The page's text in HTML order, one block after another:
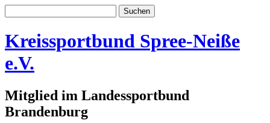
nach:
Kreissportbund Spree-Neiße
e.V.
Mitglied im Landessportbund
Brandenburg